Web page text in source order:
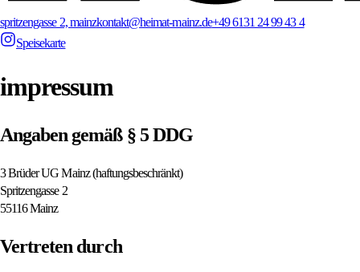
spritzengasse 2, mainzkontakt@heimat-mainz.de+49 6131 24 99 43 4
Speisekarte
impressum
Angaben gemäß § 5 DDG
3 Brüder UG Mainz (haftungsbeschränkt)
Spritzengasse 2
55116 Mainz
Vertreten durch